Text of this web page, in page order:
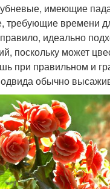
имеющие
требующие времени
идеально
поскольку может
при правильном и
обычно